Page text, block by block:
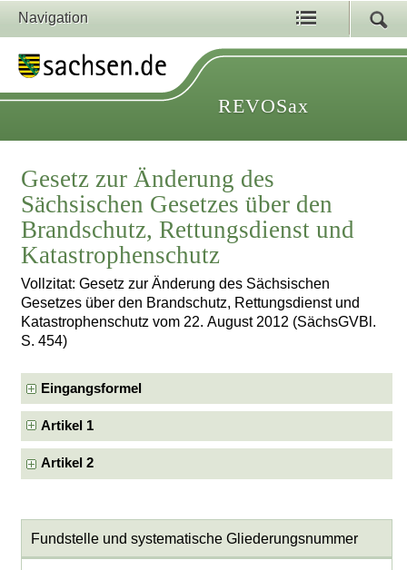
Navigation
REVOSax
Gesetz zur Änderung des
Sächsischen Gesetzes über den
Brandschutz, Rettungsdienst und
Katastrophenschutz
Vollzitat: Gesetz zur Änderung des Sächsischen
Gesetzes über den Brandschutz, Rettungsdienst und
Katastrophenschutz vom 22. August 2012 (SächsGVBl.
S. 454)
Eingangsformel
Artikel 1
Artikel 2
Fundstelle und systematische Gliederungsnummer